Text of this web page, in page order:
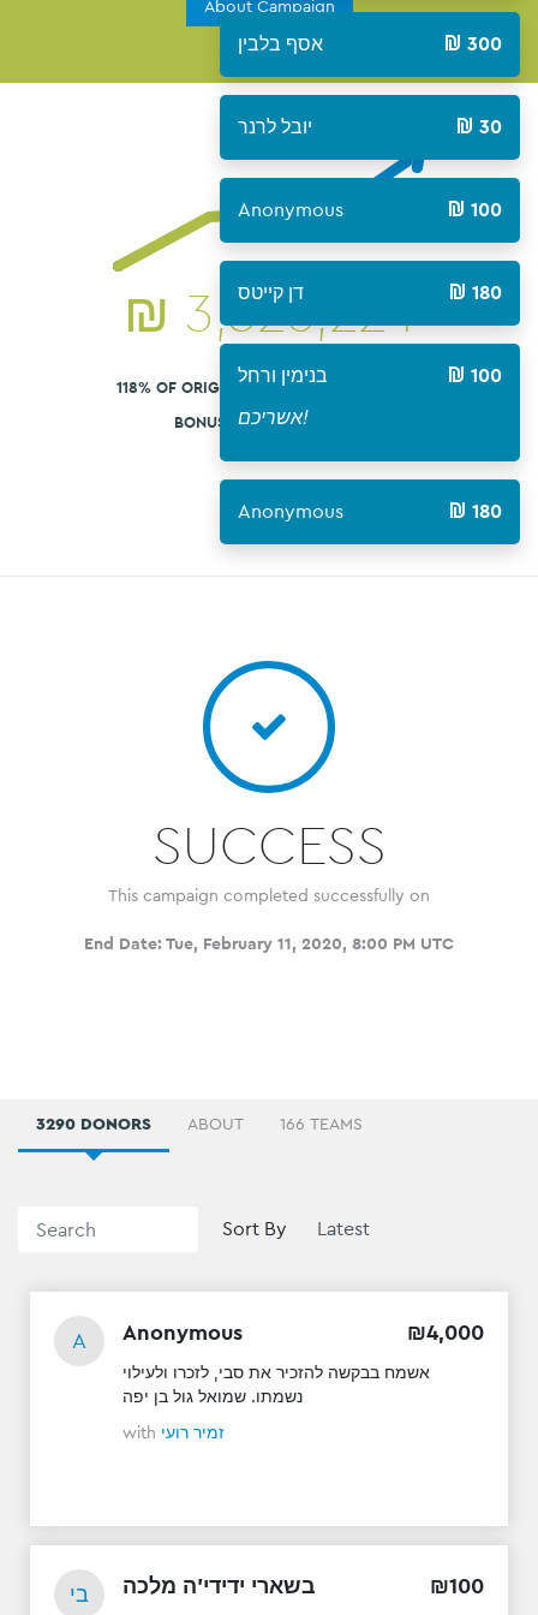
אסף בלבין 300
יובל לרנר 30
Anonymous 100
דן קייטס 180
בנימין ורחל 100
אשריכם!
Anonymous 180
About Campaign
₪ 3,326,224
118% OF ORIGINAL GOAL ₪2,800,000 ILS
BONUS GOAL ₪3,300,000
SUCCESS
This campaign completed successfully on
End Date: Tue, February 11, 2020, 8:00 PM UTC
3290 DONORS ABOUT 166 TEAMS
Sort By
A Anonymous ₪4,000
אשמח בבקשה להזכיר את סבי, לזכרו ולעילוי
נשמתו. שמואל גול בן יפה
with זמיר רועי
בי בשארי ידידי'ה מלכה ₪100